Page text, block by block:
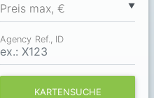
▼
Preis max, €
Agency Ref., ID
KARTENSUCHE